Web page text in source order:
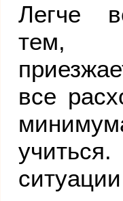
Легче
тем,
все